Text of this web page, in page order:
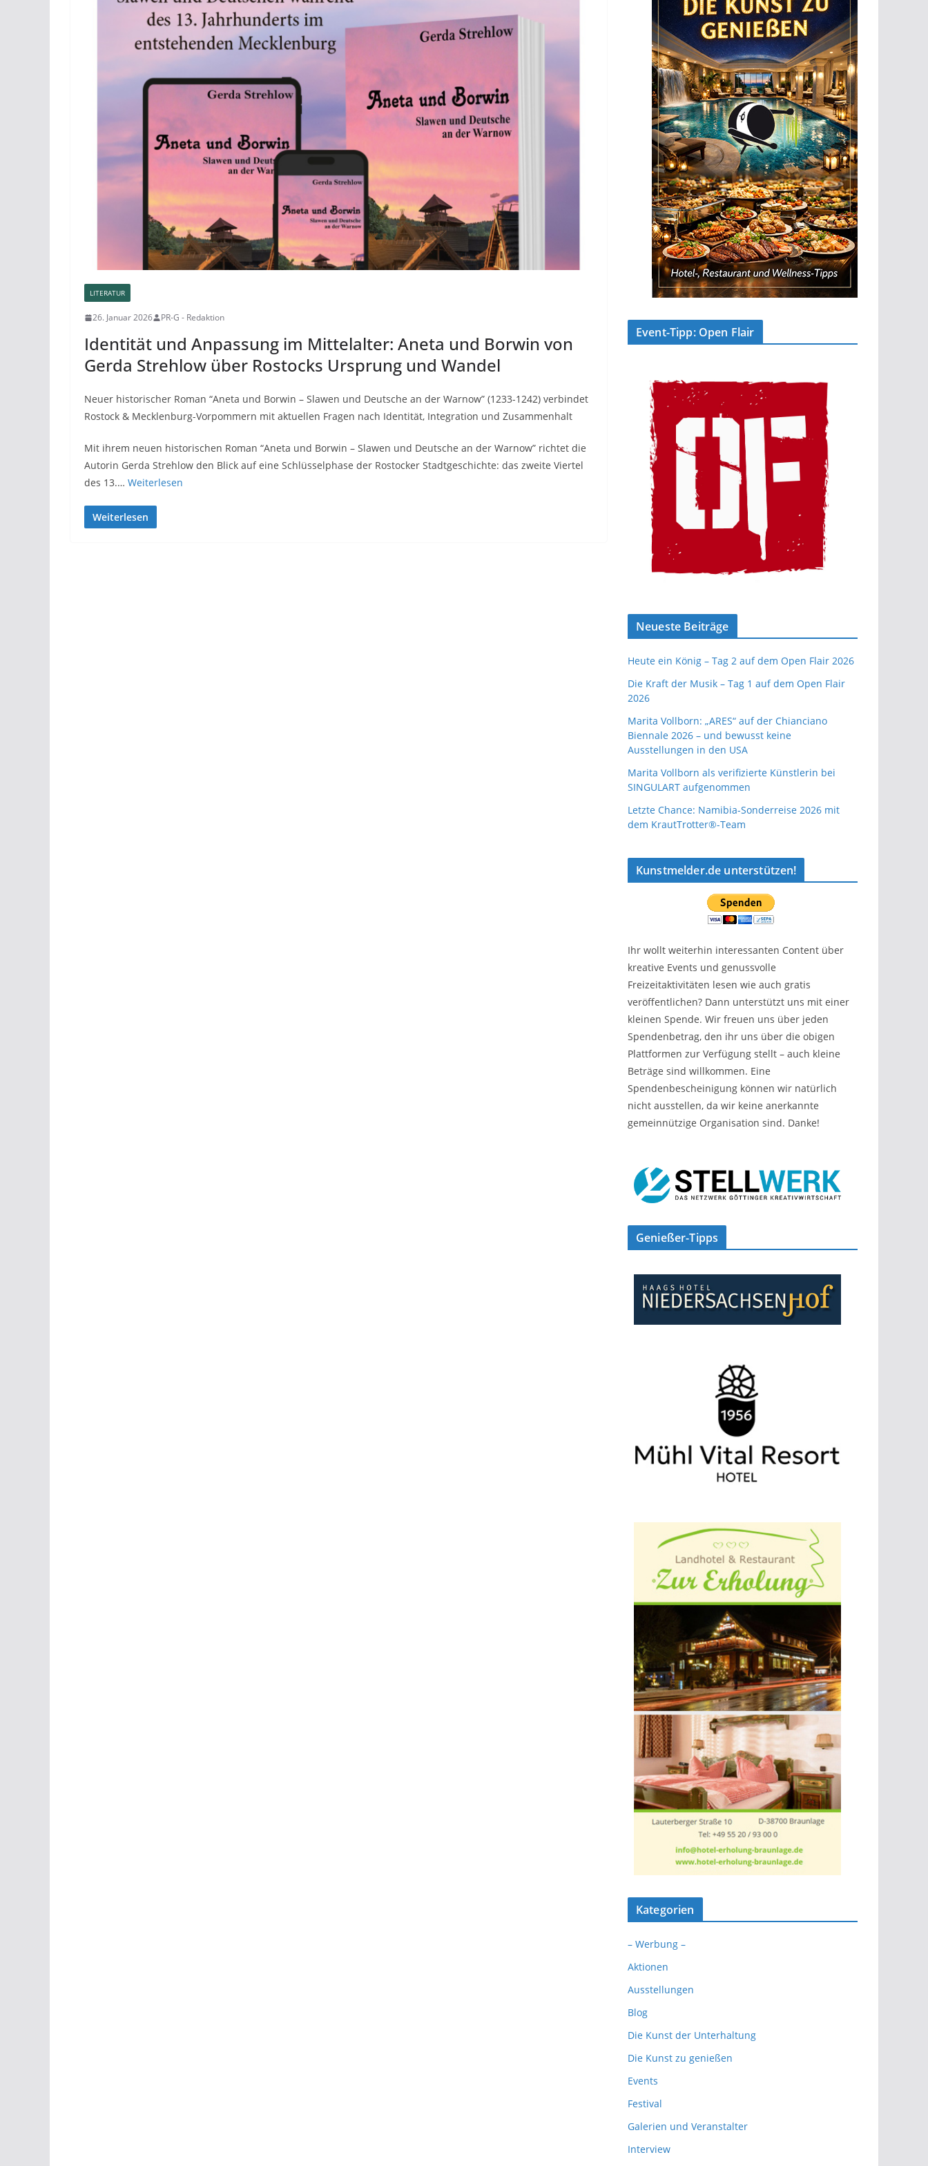
LITERATUR
26. Januar 2026 PR-G - Redaktion
Identität und Anpassung im Mittelalter: Aneta und Borwin von
Gerda Strehlow über Rostocks Ursprung und Wandel
Neuer historischer Roman “Aneta und Borwin – Slawen und Deutsche an der Warnow” (1233-1242) verbindet
Rostock & Mecklenburg-Vorpommern mit aktuellen Fragen nach Identität, Integration und Zusammenhalt
Mit ihrem neuen historischen Roman “Aneta und Borwin – Slawen und Deutsche an der Warnow” richtet die
Autorin Gerda Strehlow den Blick auf eine Schlüsselphase der Rostocker Stadtgeschichte: das zweite Viertel
des 13.… Weiterlesen
Weiterlesen
Event-Tipp: Open Flair
Neueste Beiträge
Heute ein König – Tag 2 auf dem Open Flair 2026
Die Kraft der Musik – Tag 1 auf dem Open Flair
2026
Marita Vollborn: „ARES“ auf der Chianciano
Biennale 2026 – und bewusst keine
Ausstellungen in den USA
Marita Vollborn als verifizierte Künstlerin bei
SINGULART aufgenommen
Letzte Chance: Namibia-Sonderreise 2026 mit
dem KrautTrotter®-Team
Kunstmelder.de unterstützen!
Ihr wollt weiterhin interessanten Content über
kreative Events und genussvolle
Freizeitaktivitäten lesen wie auch gratis
veröffentlichen? Dann unterstützt uns mit einer
kleinen Spende. Wir freuen uns über jeden
Spendenbetrag, den ihr uns über die obigen
Plattformen zur Verfügung stellt – auch kleine
Beträge sind willkommen. Eine
Spendenbescheinigung können wir natürlich
nicht ausstellen, da wir keine anerkannte
gemeinnützige Organisation sind. Danke!
Genießer-Tipps
Kategorien
– Werbung –
Aktionen
Ausstellungen
Blog
Die Kunst der Unterhaltung
Die Kunst zu genießen
Events
Festival
Galerien und Veranstalter
Interview